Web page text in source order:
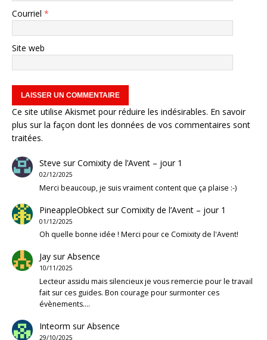
Courriel *
Site web
Ce site utilise Akismet pour réduire les indésirables. En savoir
plus sur la façon dont les données de vos commentaires sont
traitées.
Steve surComixity de l’Avent – jour 1
02/12/2025
Merci beaucoup, je suis vraiment content que ça plaise :-)
PineappleObkectsurComixity de l’Avent – jour 1
01/12/2025
Oh quelle bonne idée ! Merci pour ce Comixity de l'Avent!
JaysurAbsence
10/11/2025
Lecteur assidu mais silencieux je vous remercie pour le travail
fait sur ces guides. Bon courage pour surmonter ces
évènements.…
Inteorm surAbsence
29/10/2025